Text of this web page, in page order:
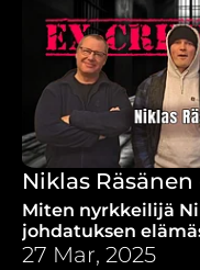
Niklas Räsänen
Miten nyrkkeilijä
johdatuksen
27 Mar, 2025